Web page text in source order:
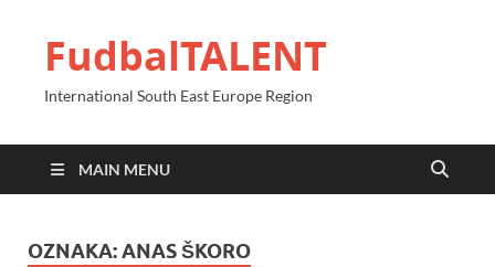
FudbalTALENT
International South East Europe Region
MAIN MENU
OZNAKA:ANAS ŠKORO